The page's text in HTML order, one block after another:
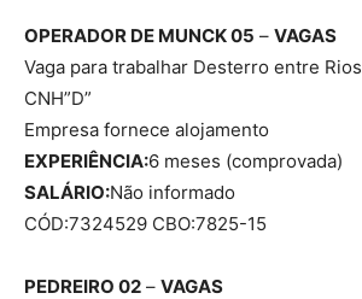
OPERADOR DE MUNCK 05 – VAGAS
Vaga para trabalhar Desterro entre Rios
CNH”D”
Empresa fornece alojamento
EXPERIÊNCIA:6 meses (comprovada)
SALÁRIO:Não informado
CÓD:7324529 CBO:7825-15
PEDREIRO 02 – VAGAS